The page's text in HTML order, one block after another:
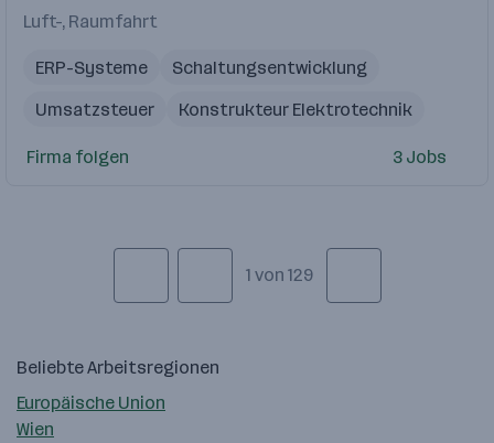
Luft-, Raumfahrt
ERP-Systeme
Schaltungsentwicklung
Umsatzsteuer
Konstrukteur Elektrotechnik
Technischer Einkauf
Firma folgen 3 Jobs
1 von 129
Beliebte Arbeitsregionen
Europäische Union
Wien